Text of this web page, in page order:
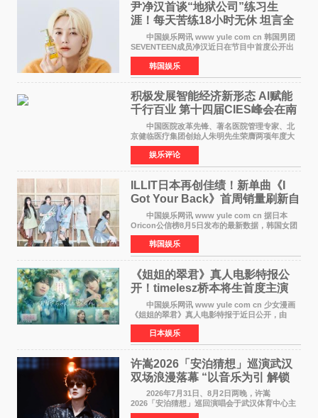
尹净汉首谈“地狱公司”练习生
涯！每天苦练18小时无休 坦言全
靠成员撑过来
中国娱乐网讯 www yule com cn 韩国男团
SEVENTEEN成员净汉近日在节目中首度公开出
道前的残酷练习生经历，并提及经纪公司Pledis
娱乐，引发广泛关注。 在8月2日播出的日本
TBS综艺节目《周
韩国娱乐
积极发展智能经济新形态 Al赋能
千行百业 第十四届CIES峰会在南
京盛大召开
中国医院改革先锋、著名医院管理专家、北
京健临医疗集团创始人朱明先生荣膺两项年度大
奖 2026年7月31日，盛夏金陵，长江之畔，
以重落地·真务实·强链接为主题的2026&lsquo;人
工智能+&rsquo
娱乐评论
ILLIT日本再创佳绩！新单曲《I
Got Your Back》首周销量刷新自
身纪录
中国娱乐网讯 www yule com cn 据日本
Oricon公信榜8月5日发布的最新数据，韩国女团
ILLIT在日本发行的第二张单曲《I Got Your
Back》首周销量达到71,009张，成功跻身最新一
期周单曲排行
韩国娱乐
《姐姐的翠君》真人电影特报公
开！timelesz桥本将生首度主演
12月4日上映
中国娱乐网讯 www yule com cn 少女漫画
《姐姐的翠君》真人电影特报于近日公开，由
timelesz成员桥本将生担任主演，这也是他首次
担任电影主演，引发高度关注。 女高中生咲
苗翠（中岛瑠菜
日本娱乐
许嵩2026「安泊猜想」巡演武汉
双场浪漫落幕 “以音乐为引 解锁
江城记忆”
2026年7月31日、8月2日两晚，许嵩
2026「安泊猜想」巡回演唱会于武汉体育中心主
体育场盛大开唱。许嵩与数万歌迷在此相聚，从